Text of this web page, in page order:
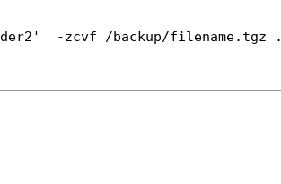
-zcvf /backup/filename.tgz .